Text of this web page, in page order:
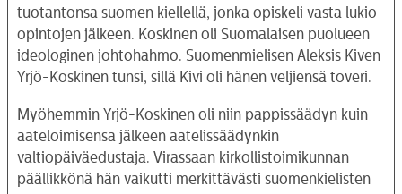
tuotantonsa suomen kiellellä, jonka opiskeli vasta lukio-
opintojen jälkeen. Koskinen oli Suomalaisen puolueen
ideologinen johtohahmo. Suomenmielisen Aleksis Kiven
Yrjö-Koskinen tunsi, sillä Kivi oli hänen veljiensä toveri.
Myöhemmin Yrjö-Koskinen oli niin pappissäädyn kuin
aateloimisensa jälkeen aatelissäädynkin
valtiopäiväedustaja. Virassaan kirkollistoimikunnan
päällikkönä hän vaikutti merkittävästi suomenkielisten